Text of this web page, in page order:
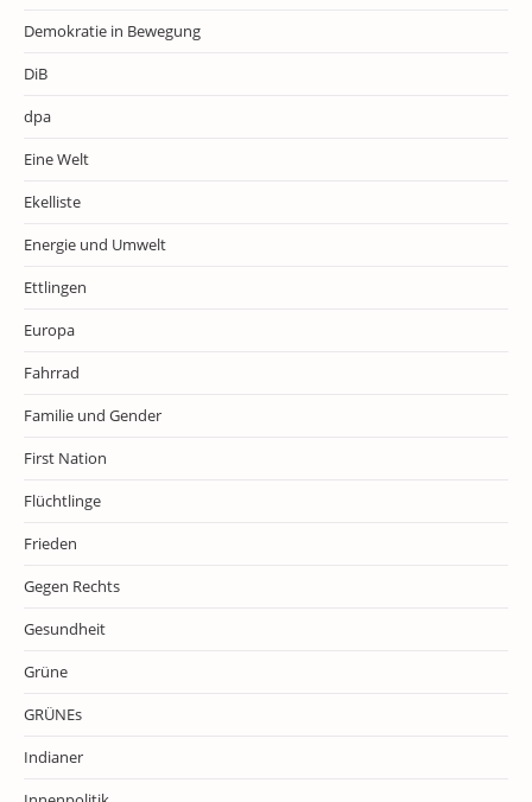
Demokratie in Bewegung
DiB
dpa
Eine Welt
Ekelliste
Energie und Umwelt
Ettlingen
Europa
Fahrrad
Familie und Gender
First Nation
Flüchtlinge
Frieden
Gegen Rechts
Gesundheit
Grüne
GRÜNEs
Indianer